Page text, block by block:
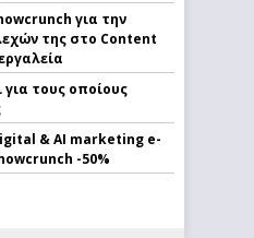
για την
της στο Content
για τους οποίους
& AI marketing e-
-50%